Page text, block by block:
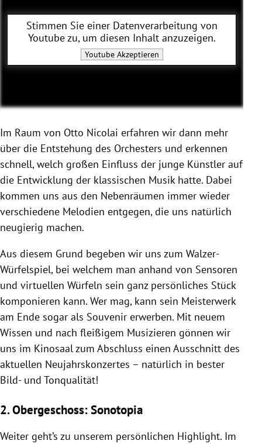
Stimmen Sie einer Datenverarbeitung von
Youtubezu, um diesen Inhalt anzuzeigen.
YoutubeAkzeptieren
Im Raum von Otto Nicolai erfahren wir dann mehr
über die Entstehung des Orchesters und erkennen
schnell, welch großen Einfluss der junge Künstler auf
die Entwicklung der klassischen Musik hatte. Dabei
kommen uns aus den Nebenräumen immer wieder
verschiedene Melodien entgegen, die uns natürlich
neugierig machen.
Aus diesem Grund begeben wir uns zum Walzer-
Würfelspiel, bei welchem man anhand von Sensoren
und virtuellen Würfeln sein ganz persönliches Stück
komponieren kann. Wer mag, kann sein Meisterwerk
am Ende sogar als Souvenir erwerben. Mit neuem
Wissen und nach fleißigem Musizieren gönnen wir
uns im Kinosaal zum Abschluss einen Ausschnitt des
aktuellen Neujahrskonzertes – natürlich in bester
Bild- und Tonqualität!
2. Obergeschoss: Sonotopia
Weiter geht’s zu unserem persönlichen Highlight. Im